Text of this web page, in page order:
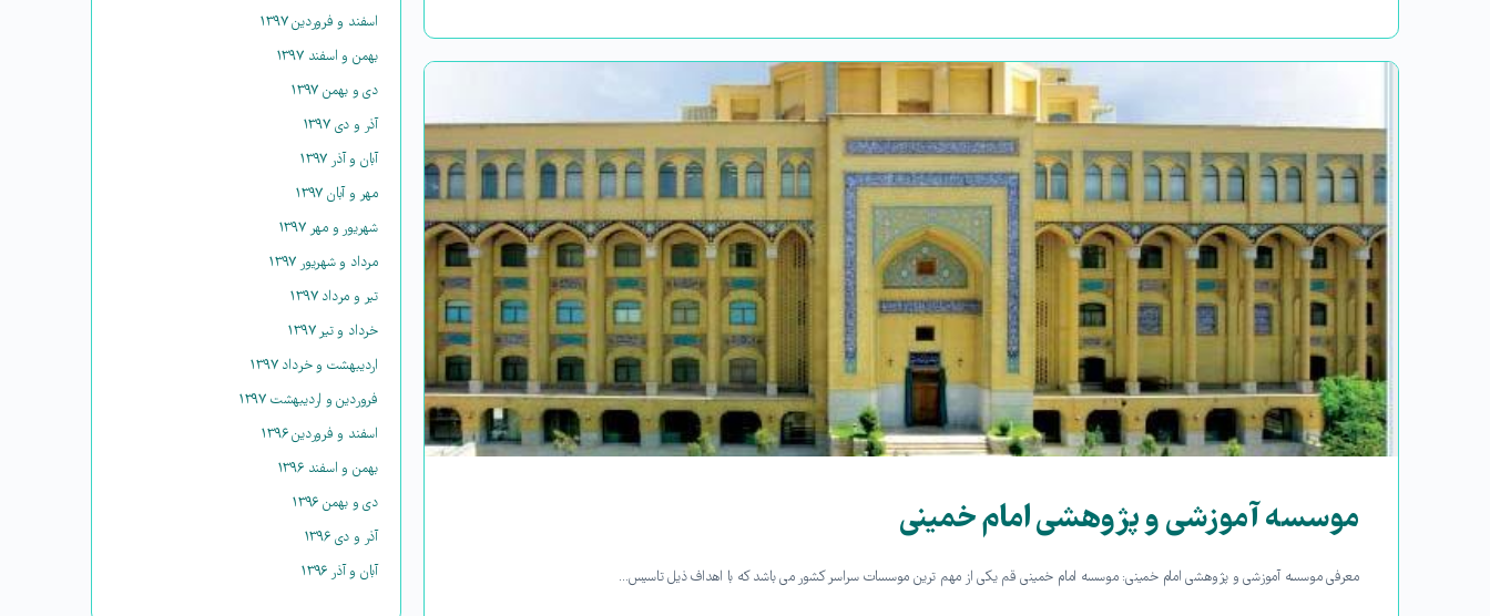
موسسه آموزشی و پژوهشی امام خمینی
معرفی موسسه آموزشی و پژوهشی امام خمینی: موسسه امام خمینی قم یکی از مهم ترین موسسات سراسر کشور می باشد که با اهداف ذیل تاسیس…
اسفند و فروردین ۱۳۹۷
بهمن و اسفند ۱۳۹۷
دی و بهمن ۱۳۹۷
آذر و دی ۱۳۹۷
آبان و آذر ۱۳۹۷
مهر و آبان ۱۳۹۷
شهریور و مهر ۱۳۹۷
مرداد و شهریور ۱۳۹۷
تیر و مرداد ۱۳۹۷
خرداد و تیر ۱۳۹۷
اردیبهشت و خرداد ۱۳۹۷
فروردین و اردیبهشت ۱۳۹۷
اسفند و فروردین ۱۳۹۶
بهمن و اسفند ۱۳۹۶
دی و بهمن ۱۳۹۶
آذر و دی ۱۳۹۶
آبان و آذر ۱۳۹۶